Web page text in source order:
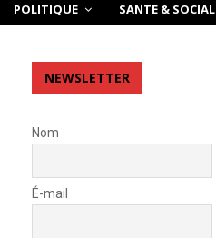
POLITIQUE
SANTE & SOCIAL
NEWSLETTER
Nom
É-mail